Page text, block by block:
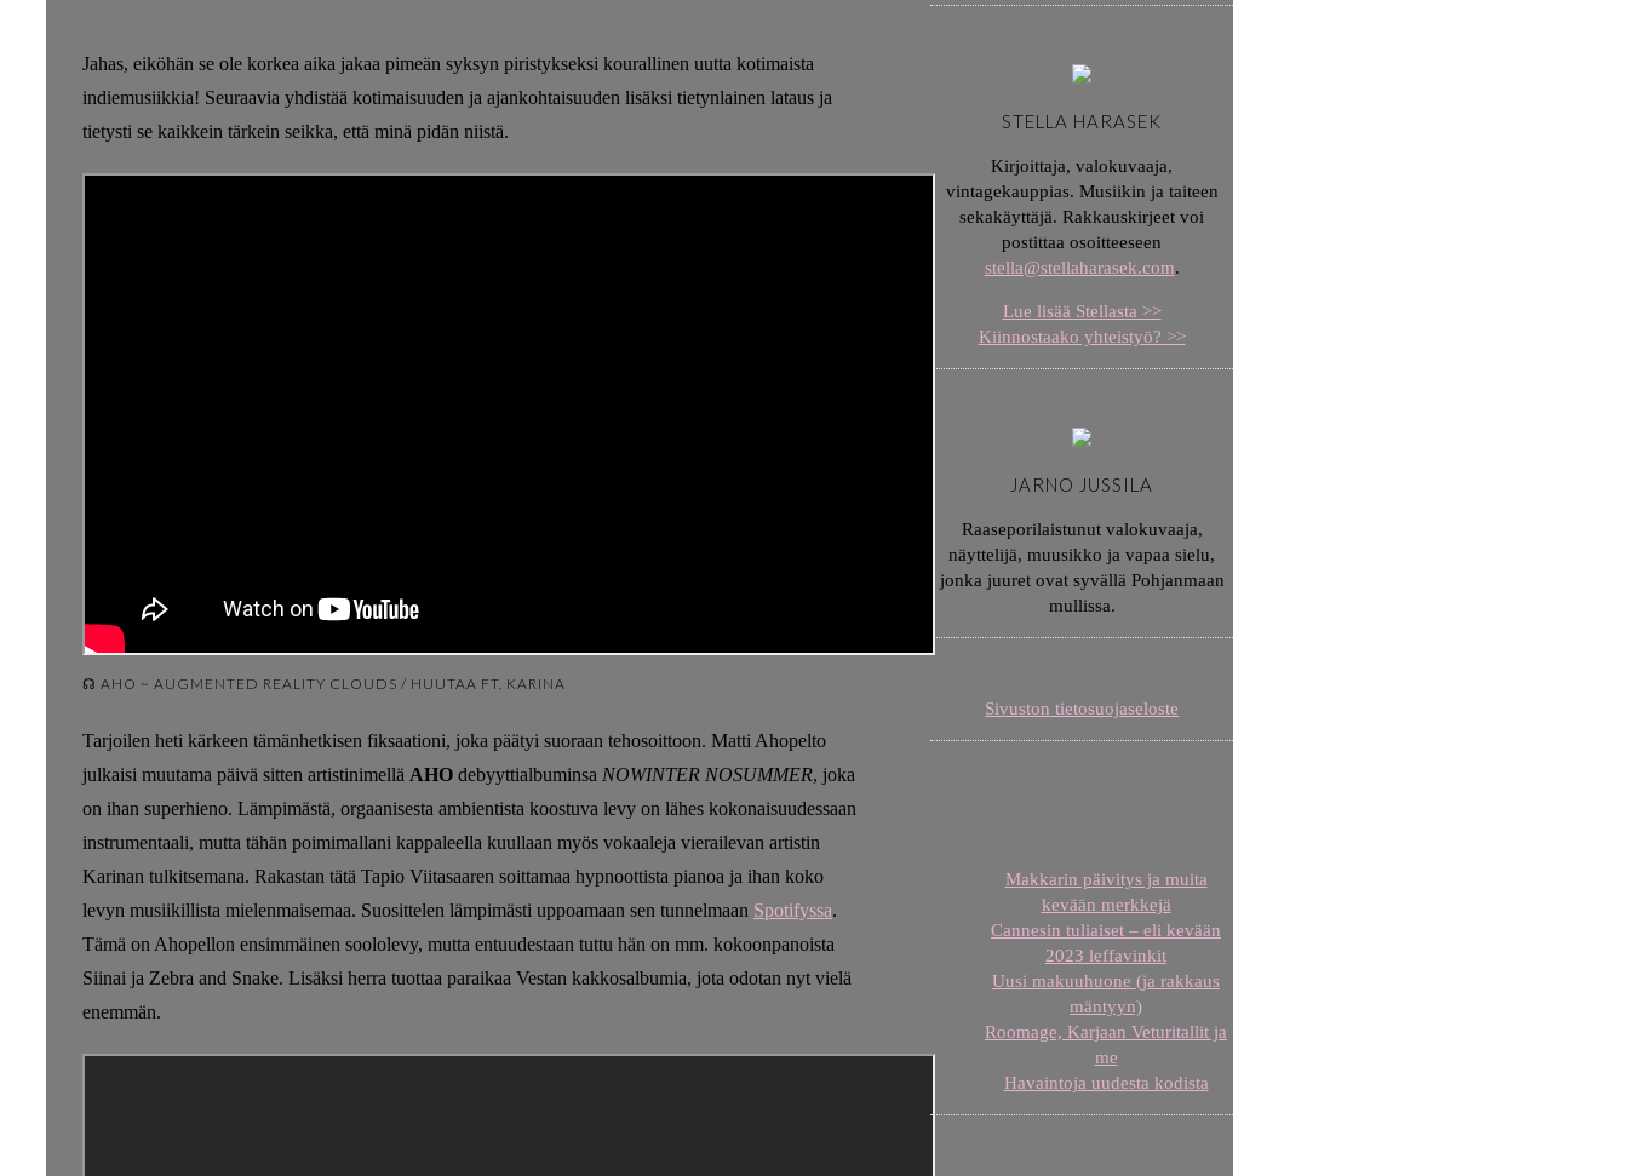
Jahas, eiköhän se ole korkea aika jakaa pimeän syksyn piristykseksi kourallinen uutta kotimaista
indiemusiikkia! Seuraavia yhdistää kotimaisuuden ja ajankohtaisuuden lisäksi tietynlainen lataus ja
tietysti se kaikkein tärkein seikka, että minä pidän niistä.
☊ AHO ~ AUGMENTED REALITY CLOUDS / HUUTAA FT. KARINA
Tarjoilen heti kärkeen tämänhetkisen fiksaationi, joka päätyi suoraan tehosoittoon. Matti Ahopelto
julkaisi muutama päivä sitten artistinimellä AHO debyyttialbuminsa NOWINTER NOSUMMER, joka
on ihan superhieno. Lämpimästä, orgaanisesta ambientista koostuva levy on lähes kokonaisuudessaan
instrumentaali, mutta tähän poimimallani kappaleella kuullaan myös vokaaleja vierailevan artistin
Karinan tulkitsemana. Rakastan tätä Tapio Viitasaaren soittamaa hypnoottista pianoa ja ihan koko
levyn musiikillista mielenmaisemaa. Suosittelen lämpimästi uppoamaan sen tunnelmaan Spotifyssa.
Tämä on Ahopellon ensimmäinen soololevy, mutta entuudestaan tuttu hän on mm. kokoonpanoista
Siinai ja Zebra and Snake. Lisäksi herra tuottaa paraikaa Vestan kakkosalbumia, jota odotan nyt vielä
enemmän.
STELLA HARASEK
Kirjoittaja, valokuvaaja,
vintagekauppias. Musiikin ja taiteen
sekakäyttäjä. Rakkauskirjeet voi
postittaa osoitteeseen
stella@stellaharasek.com.
Lue lisää Stellasta >>
Kiinnostaako yhteistyö? >>
JARNO JUSSILA
Raaseporilaistunut valokuvaaja,
näyttelijä, muusikko ja vapaa sielu,
jonka juuret ovat syvällä Pohjanmaan
mullissa.
Sivuston tietosuojaseloste
Makkarin päivitys ja muita
kevään merkkejä
Cannesin tuliaiset – eli kevään
2023 leffavinkit
Uusi makuuhuone (ja rakkaus
mäntyyn)
Roomage, Karjaan Veturitallit ja
me
Havaintoja uudesta kodista